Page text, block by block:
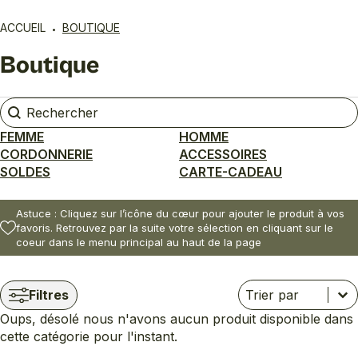
ACCUEIL BOUTIQUE
Boutique
Rechercher
Rechercher
FEMME
HOMME
CORDONNERIE
ACCESSOIRES
SOLDES
CARTE-CADEAU
Astuce : Cliquez sur l’icône du cœur pour ajouter le produit à vos
favoris. Retrouvez par la suite votre sélection en cliquant sur le
coeur dans le menu principal au haut de la page
Filtres Trier
Trier le contenu
Trier le contenu
Oups, désolé nous n'avons aucun produit disponible dans
cette catégorie pour l'instant.